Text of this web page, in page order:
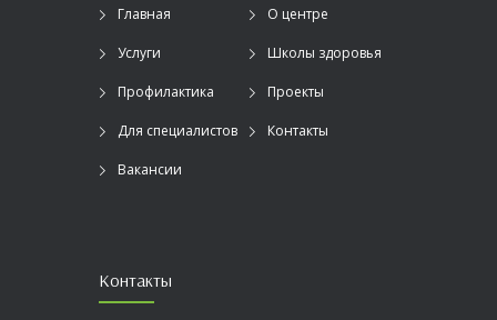
Главная О центре
Услуги Школы здоровья
Профилактика Проекты
Для специалистов Контакты
Вакансии
Контакты